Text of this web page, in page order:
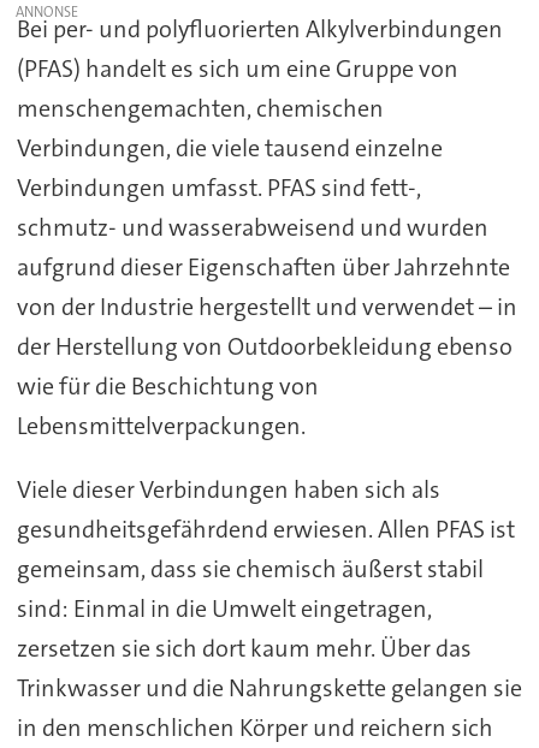
Bei per- und polyfluorierten Alkylverbindungen
(PFAS) handelt es sich um eine Gruppe von
menschengemachten, chemischen
Verbindungen, die viele tausend einzelne
Verbindungen umfasst. PFAS sind fett-,
schmutz- und wasserabweisend und wurden
aufgrund dieser Eigenschaften über Jahrzehnte
von der Industrie hergestellt und verwendet – in
der Herstellung von Outdoorbekleidung ebenso
wie für die Beschichtung von
Lebensmittelverpackungen.
Viele dieser Verbindungen haben sich als
gesundheitsgefährdend erwiesen. Allen PFAS ist
gemeinsam, dass sie chemisch äußerst stabil
sind: Einmal in die Umwelt eingetragen,
zersetzen sie sich dort kaum mehr. Über das
Trinkwasser und die Nahrungskette gelangen sie
in den menschlichen Körper und reichern sich